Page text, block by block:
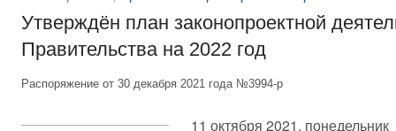
Утверждён план законопроектной
Правительства на 2022 год
Распоряжение от 30 декабря 2021 года №3994-р
11 октября 2021, понедельник